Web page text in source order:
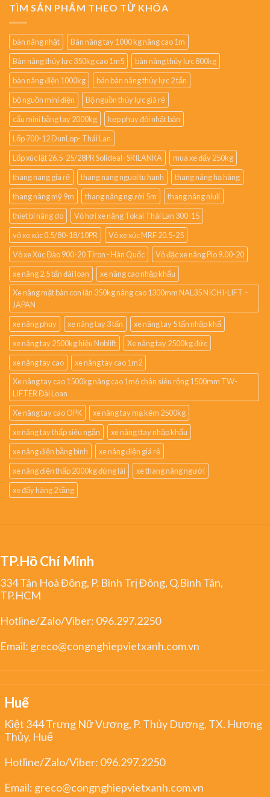
TÌM SẢN PHẨM THEO TỪ KHÓA
bàn nâng nhật
Bàn nâng tay 1000 kg nâng cao 1m
Bàn nâng thủy lực 350kg cao 1m5
bàn nâng thủy lực 800kg
bàn nâng điện 1000kg
bán bàn nâng thủy lực 2 tấn
bộ nguồn mini điện
Bộ nguồn thủy lực giá rẻ
cẩu mini bằng tay 2000kg
kẹp phuy đôi nhật bản
Lốp 700-12 DunLop- Thái Lan
Lốp xúc lật 26.5-25/28PR Solideal- SRILANKA
mua xe đẩy 250kg
thang nang gia rẻ
thang nang nguoi tu hanh
thang nâng hạ hàng
thang nâng mỹ 9m
thang nâng người 5m
thang nâng niuli
thiet bi nâng do
Vỏ hơi xe nâng Tokai Thái Lan 300-15
vỏ xe xúc 0.5/80-18/10PR
Vỏ xe xúc MRF 20.5-25
Vỏ xe Xúc Đào 900-20 Tiron - Hàn Quốc
Vỏ đặc xe nâng Pio 9.00-20
xe nâng 2.5 tấn đài loan
xe nâng cao nhập khẩu
Xe nâng mặt bàn con lăn 350kg nâng cao 1300mm NAL35 NICHI-LIFT –
JAPAN
xe nâng phuy
xe nâng tay 3 tấn
xe nâng tay 5 tấn nhập khẩ
xe nâng tay 2500kg hiệu Noblift
Xe nâng tay 2500kg đức
xe nâng tay cao
xe nâng tay cao 1m2
Xe nâng tay cao 1500kg nâng cao 1m6 chân siêu rộng 1500mm TW-
LIFTER Đài Loan
Xe nâng tay cao OPK
xe nâng tay mạ kẽm 2500kg
xe nâng tay thấp siêu ngắn
xe nâng ttay nhập khẩu
xe nâng điện bằng bình
xe nâng điện giá rẻ
xe nâng điện thấp 2000kg đứng lái
xe thang nâng người
xe đẩy hàng 2 tầng
TP.Hồ Chí Minh
334 Tân Hoà Đông, P. Bình Trị Đông, Q.Bình Tân,
TP.HCM
Hotline/Zalo/Viber: 096.297.2250
Email: greco@congnghiepvietxanh.com.vn
Huế
Kiệt 344 Trưng Nữ Vương, P. Thủy Dương, TX. Hương
Thủy, Huế
Hotline/Zalo/Viber: 096.297.2250
Email: greco@congnghiepvietxanh.com.vn